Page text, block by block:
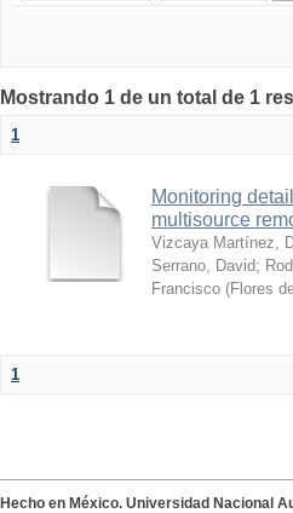
Mostrando 1 de un total de 1
1
Monitoring
multisource
Vizcaya Martínez,
Serrano, David;
Francisco (Flores
1
Hecho en México. Universidad Nacional